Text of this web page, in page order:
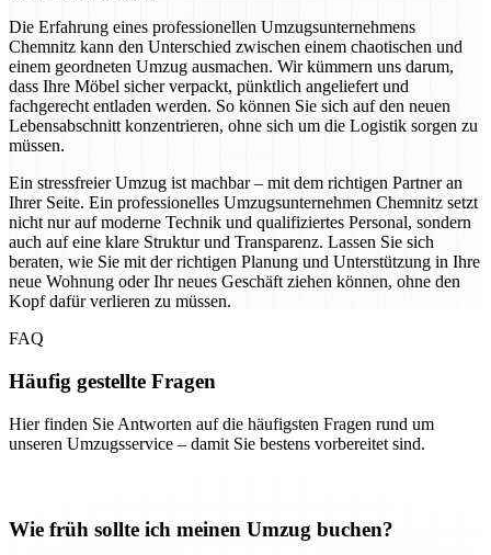
Die Erfahrung eines professionellen Umzugsunternehmens
Chemnitz kann den Unterschied zwischen einem chaotischen und
einem geordneten Umzug ausmachen. Wir kümmern uns darum,
dass Ihre Möbel sicher verpackt, pünktlich angeliefert und
fachgerecht entladen werden. So können Sie sich auf den neuen
Lebensabschnitt konzentrieren, ohne sich um die Logistik sorgen zu
müssen.
Ein stressfreier Umzug ist machbar – mit dem richtigen Partner an
Ihrer Seite. Ein professionelles Umzugsunternehmen Chemnitz setzt
nicht nur auf moderne Technik und qualifiziertes Personal, sondern
auch auf eine klare Struktur und Transparenz. Lassen Sie sich
beraten, wie Sie mit der richtigen Planung und Unterstützung in Ihre
neue Wohnung oder Ihr neues Geschäft ziehen können, ohne den
Kopf dafür verlieren zu müssen.
FAQ
Häufig gestellte Fragen
Hier finden Sie Antworten auf die häufigsten Fragen rund um
unseren Umzugsservice – damit Sie bestens vorbereitet sind.
Wie früh sollte ich meinen Umzug buchen?